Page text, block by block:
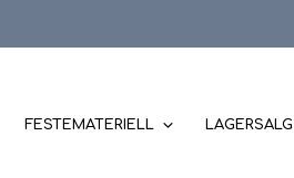
FESTEMATERIELL LAGERSALG